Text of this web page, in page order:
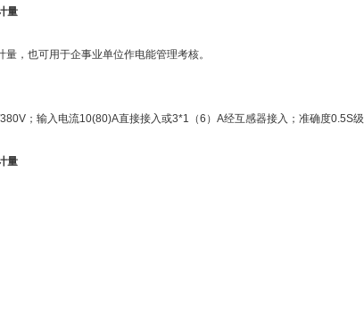
量
，也可用于企事业单位作电能管理考核。
；输入电流10(80)A直接接入或3*1（6）A经互感器接入；准确度0.5S级
量